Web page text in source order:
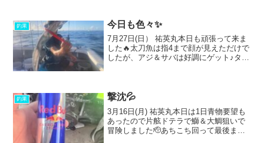
釣果 今日も色々✨
7月27日(日） 祐英丸本日も頑張って来ま
した🔥太刀魚は指4まで顔が見えただけで
したが、アジ＆サバは好調にゲット♪タイ
モ、トラ...
釣果 撃沈💦
3月16日(月) 祐英丸本日は1日青物要望も
あったので片舷ドテラで鰤＆大鯛狙いで
冒険しました🫡あちこち回って最後まで